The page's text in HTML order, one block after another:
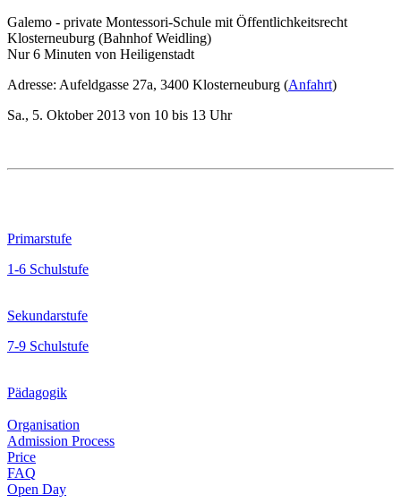
Galemo - private Montessori-Schule mit Öffentlichkeitsrecht
Klosterneuburg (Bahnhof Weidling)
Nur 6 Minuten von Heiligenstadt
Adresse: Aufeldgasse 27a, 3400 Klosterneuburg (Anfahrt)
Sa., 5. Oktober 2013 von 10 bis 13 Uhr
Primarstufe
1-6 Schulstufe
Sekundarstufe
7-9 Schulstufe
Pädagogik
Organisation
Admission Process
Price
FAQ
Open Day